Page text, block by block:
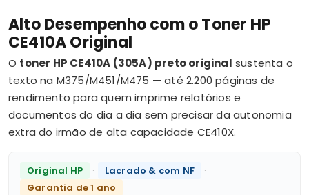
Alto Desempenho com o Toner HP
CE410A Original
O toner HP CE410A (305A) preto original sustenta o
texto na M375/M451/M475 — até 2.200 páginas de
rendimento para quem imprime relatórios e
documentos do dia a dia sem precisar da autonomia
extra do irmão de alta capacidade CE410X.
Original HP · Lacrado & com NF ·
Garantia de 1 ano